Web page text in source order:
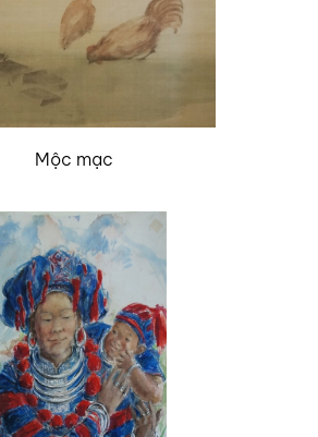
Mộc mạc